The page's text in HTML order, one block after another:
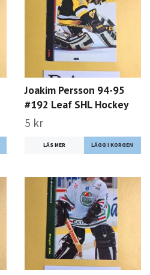
Joakim Persson 94-95
#192 Leaf SHL Hockey
5 kr
LÄS MER